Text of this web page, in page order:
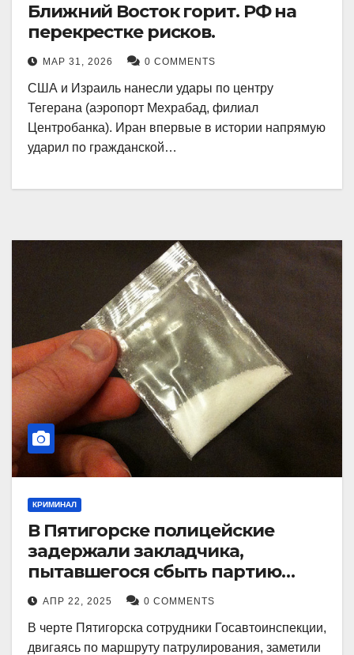
Ближний Восток горит. РФ на
перекрестке рисков.
МАР 31, 2026 0 COMMENTS
США и Израиль нанесли удары по центру
Тегерана (аэропорт Мехрабад, филиал
Центробанка). Иран впервые в истории напрямую
ударил по гражданской…
КРИМИНАЛ
В Пятигорске полицейские
задержали закладчика,
пытавшегося сбыть партию
синтетического наркотика
АПР 22, 2025 0 COMMENTS
В черте Пятигорска сотрудники Госавтоинспекции,
двигаясь по маршруту патрулирования, заметили